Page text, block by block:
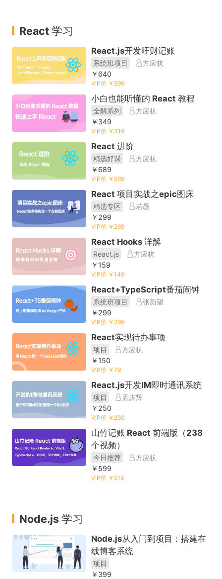
React 学习
React.js开发旺财记账
系统班项目
方应杭
￥640
VIP价 ￥599
小白也能听懂的 React 教程
全解系列
方应杭
￥349
VIP价 ￥319
React 进阶
精选好课
方应杭
￥689
VIP价 ￥589
React 项目实战之epic图床
精选专区
若愚
￥299
VIP价 ￥269
React Hooks 详解
React.js
方应杭
￥159
VIP价 ￥149
React+TypeScript番茄闹钟
系统班项目
张新望
￥299
VIP价 ￥299
React实现待办事项
项目
方应杭
￥150
VIP价 ￥79
React.js开发IM即时通讯系统
项目
孟庆辉
￥250
VIP价 ￥250
山竹记账 React 前端版（238
个视频）
今日推荐
方应杭
￥599
VIP价 ￥519
Node.js 学习
Node.js从入门到项目：搭建在
线博客系统
项目
￥399